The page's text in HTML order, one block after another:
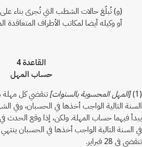
(و) تُبلّغ حالات الشطب التي تُجرى
أو وكيله أيضا لمكاتب الأطراف المتعاقدة
القاعدة 4
حساب المهل
(1)
[المهل المحسوبة بالسنوات]تنقضي كل مهلة
السنة التالية الواجب أخذها في الحسبان، وفي
تنقضي في 28 فبراير.